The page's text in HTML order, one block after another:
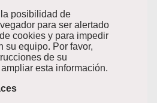
posibilidad de
para ser alertado
cookies y para impedir
su equipo. Por favor,
de su
esta información.